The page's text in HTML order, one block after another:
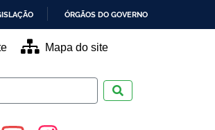
ÓRGÃOS DO GOVERNO
Mapa do site